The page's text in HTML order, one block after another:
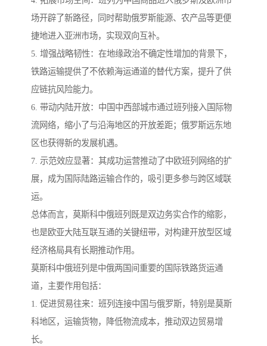
场开辟了新路径，同时帮助俄罗斯能源、农产品等更便
捷地进入亚洲市场，实现双向互补。
5. 增强战略韧性：在地缘政治不确定性增加的背景下，
铁路运输提供了不依赖海运通道的替代方案，提升了供
应链抗风险能力。
6. 带动内陆开放：中国中西部城市通过班列接入国际物
流网络，缩小了与沿海地区的开放差距；俄罗斯远东地
区也获得新的发展机遇。
7. 示范效应显著：其成功运营推动了中欧班列网络的扩
展，成为国际陆路运输合作的，吸引更多参与跨区域联
运。
总体而言，莫斯科中俄班列既是双边务实合作的缩影，
也是欧亚大陆互联互通的关键纽带，对构建开放型区域
经济格局具有长期推动作用。
莫斯科中俄班列是中俄两国间重要的国际铁路货运通
道，主要作用包括：
1. 促进贸易往来：班列连接中国与俄罗斯，特别是莫斯
科地区，运输货物，降低物流成本，推动双边贸易增
长。